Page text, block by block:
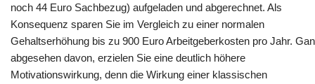
noch 44 Euro Sachbezug) aufgeladen und abgerechnet. Als
Konsequenz sparen Sie im Vergleich zu einer normalen
Gehaltserhöhung bis zu 900 Euro Arbeitgeberkosten pro Jahr.
abgesehen davon, erzielen Sie eine deutlich höhere
Motivationswirkung, denn die Wirkung einer klassischen